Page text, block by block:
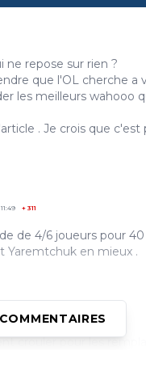
ne repose sur rien ?
que l'OL cherche a
les meilleurs wahooo
. Je crois que c'est
+ 311
de 4/6 joueurs pour
Yaremtchuk en mieux .
+2041
crouler pour les